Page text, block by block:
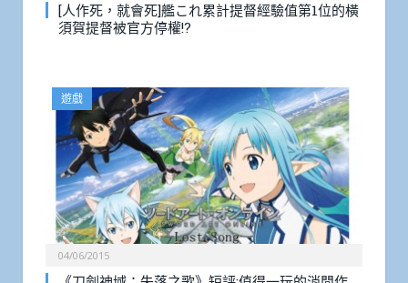
[人作死，就會死]艦これ累計提督經驗值第1位的橫
須賀提督被官方停權!?
遊戲
04/06/2015